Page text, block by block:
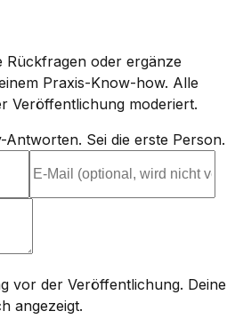
Rückfragen oder ergänze
Praxis-Know-how. Alle
Veröffentlichung moderiert.
Sei die erste Person.
vor der Veröffentlichung. Deine
angezeigt.